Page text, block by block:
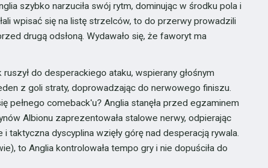
szybko narzuciła swój rytm, dominując w środku pola i
wpisać się na listę strzelców, to do przerwy prowadzili
drugą odsłoną. Wydawało się, że faworyt ma
do desperackiego ataku, wspierany głośnym
z goli straty, doprowadzając do nerwowego finiszu.
pełnego comeback'u? Anglia stanęła przed egzaminem
Albionu zaprezentowała stalowe nerwy, odpierając
dyscyplina wzięły górę nad desperacją rywala.
to Anglia kontrolowała tempo gry i nie dopuściła do